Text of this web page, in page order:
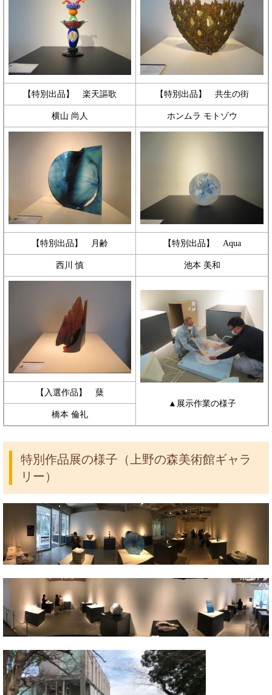
【特別出品】 楽天謳歌 【特別出品】 共生の街
横山 尚人 ホンムラ モトゾウ
【特別出品】 月齢 【特別出品】 Aqua
西川 慎 池本 美和
▲展示作業の様子
【入選作品】 蘖
橋本 倫礼
特別作品展の様子（上野の森美術館ギャラ
リー）